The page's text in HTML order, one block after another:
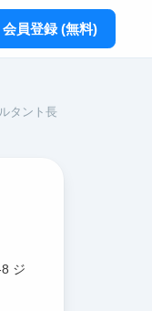
会員登録 (無料)
タント長
ジ